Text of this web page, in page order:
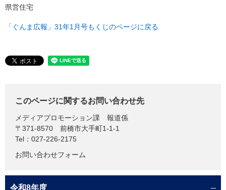
県営住宅
「ぐんま広報」31年1月号もくじのページに戻る
このページに関するお問い合わせ先
メディアプロモーション課
報道係
〒371-8570
前橋市大手町1-1-1
Tel：027-226-2175
お問い合わせフォーム
令和8年度